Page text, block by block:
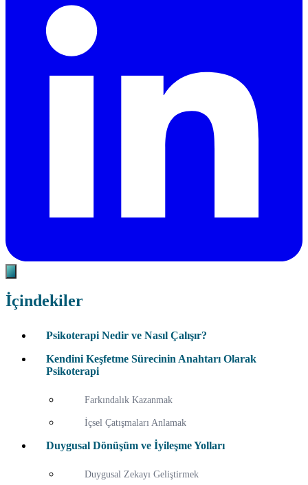
İçindekiler
Psikoterapi Nedir ve Nasıl Çalışır?
Kendini Keşfetme Sürecinin Anahtarı Olarak
Psikoterapi
Farkındalık Kazanmak
İçsel Çatışmaları Anlamak
Duygusal Dönüşüm ve İyileşme Yolları
Duygusal Zekayı Geliştirmek